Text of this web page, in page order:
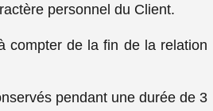
personnel du Client.
compter de la fin de la relation
pendant une durée de 3